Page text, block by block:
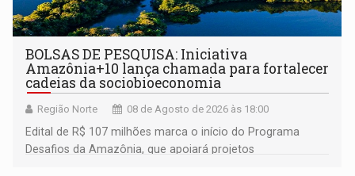
BOLSAS DE PESQUISA: Iniciativa
Amazônia+10 lança chamada para fortalecer
cadeias da sociobioeconomia
Região Norte 08 de Agosto de 2026 às 18:00
Edital de R$ 107 milhões marca o início do Programa
Desafios da Amazônia, que apoiará projetos